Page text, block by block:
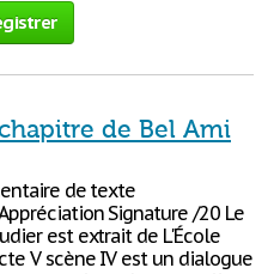
de Bel Ami
de texte
Signature /20 Le
est extrait de L'École
V scène IV est un dialogue